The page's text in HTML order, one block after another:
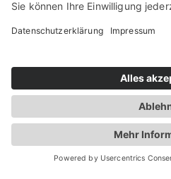
Impressum Datenschutz
Rechtsverbindliche